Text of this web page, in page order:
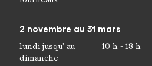
2 novembre au 31 mars
lundi jusqu' au
dimanche
10 h - 18 h